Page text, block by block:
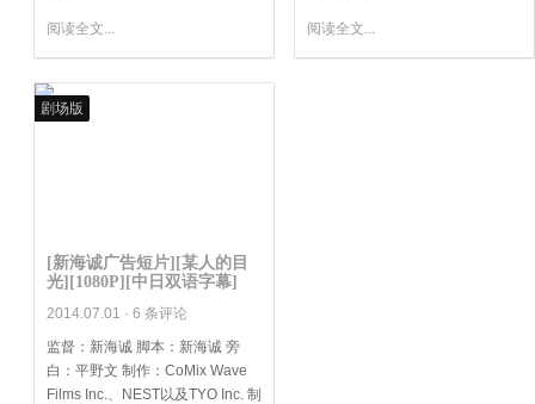
阅读全文... 阅读全文...
剧场版
[新海诚广告短片][某人的目
光][1080P][中日双语字幕]
2014.07.01 · 6 条评论
监督：新海诚 脚本：新海诚 旁
白：平野文 制作：CoMix Wave
Films Inc.、NEST以及TYO Inc. 制